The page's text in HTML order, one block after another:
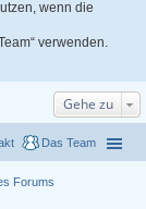
wenn die
verwenden.
Gehe zu
Das Team
Forums